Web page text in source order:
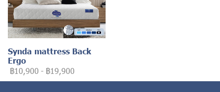
Synda mattress Back
Ergo
฿10,900 - ฿19,900